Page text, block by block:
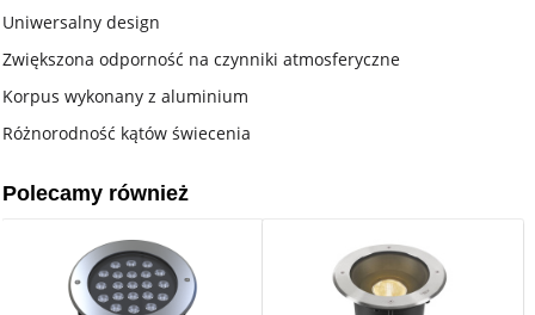
Uniwersalny design
Zwiększona odporność na czynniki atmosferyczne
Korpus wykonany z aluminium
Różnorodność kątów świecenia
Polecamy również